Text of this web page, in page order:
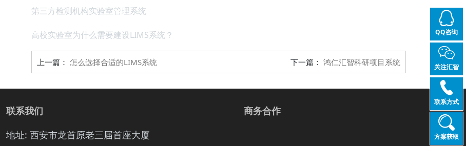
第三方检测机构实验室管理系统
高校实验室为什么需要建设LIMS系统？
上一篇： 怎么选择合适的LIMS系统 下一篇： 鸿仁汇智科研项目系统
联系我们
地址: 西安市龙首原老三届首座大厦
商务合作
QQ咨询
关注汇智
联系方式
方案获取